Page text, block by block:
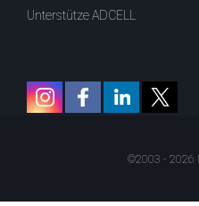
Unterstütze ADCELL
©2003 - 2026